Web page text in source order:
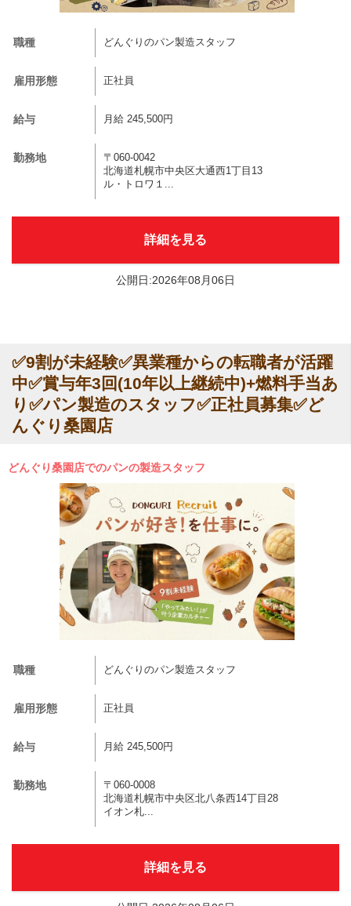
職種 どんぐりのパン製造スタッフ
雇用形態 正社員
給与 月給 245,500円
勤務地
〒060-0042
北海道札幌市中央区大通西1丁目13
ル・トロワ１...
詳細を見る
公開日:2026年08月06日
✅9割が未経験✅異業種からの転職者が活躍
中✅賞与年3回(10年以上継続中)+燃料手当あ
り✅パン製造のスタッフ✅正社員募集✅ど
んぐり桑園店
どんぐり桑園店でのパンの製造スタッフ
職種 どんぐりのパン製造スタッフ
雇用形態 正社員
給与 月給 245,500円
勤務地
〒060-0008
北海道札幌市中央区北八条西14丁目28
イオン札...
詳細を見る